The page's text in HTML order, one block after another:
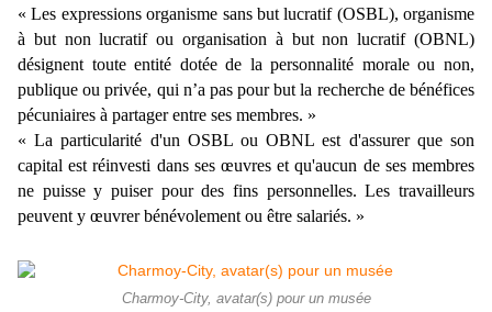
« Les expressions organisme sans but lucratif (OSBL), organisme
à but non lucratif ou organisation à but non lucratif (OBNL)
désignent toute entité dotée de la personnalité morale ou non,
publique ou privée, qui n’a pas pour but la recherche de bénéfices
pécuniaires à partager entre ses membres. »
« La particularité d'un OSBL ou OBNL est d'assurer que son
capital est réinvesti dans ses œuvres et qu'aucun de ses membres
ne puisse y puiser pour des fins personnelles. Les travailleurs
peuvent y œuvrer bénévolement ou être salariés. »
Charmoy-City, avatar(s) pour un musée